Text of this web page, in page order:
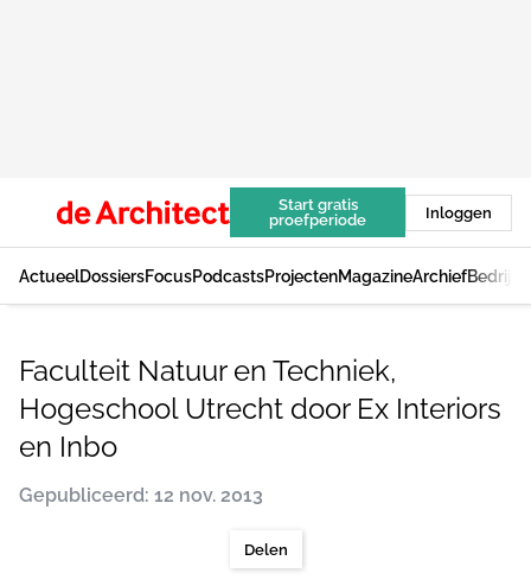
Start gratis
proefperiode
Inloggen
ActueelDossiersFocusPodcastsProjectenMagazineArchief
Faculteit Natuur en Techniek,
Hogeschool Utrecht door Ex Interiors
en Inbo
Gepubliceerd: 12 nov. 2013
Delen